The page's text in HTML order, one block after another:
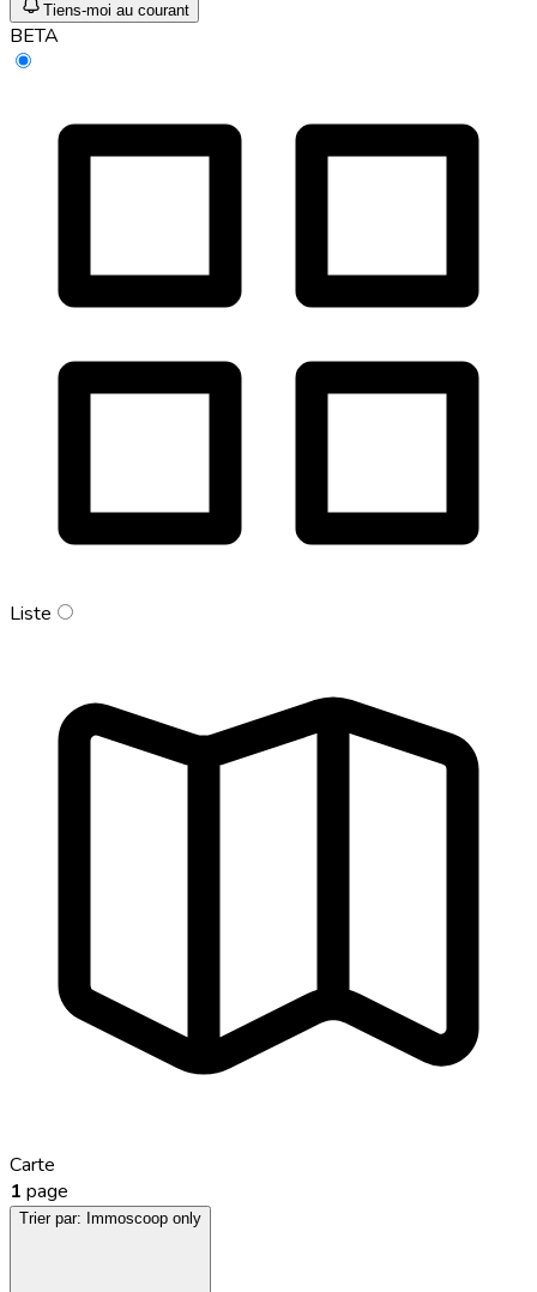
Tiens-moi au courant
BETA
Liste
Carte
1 page
Trier par: Immoscoop only